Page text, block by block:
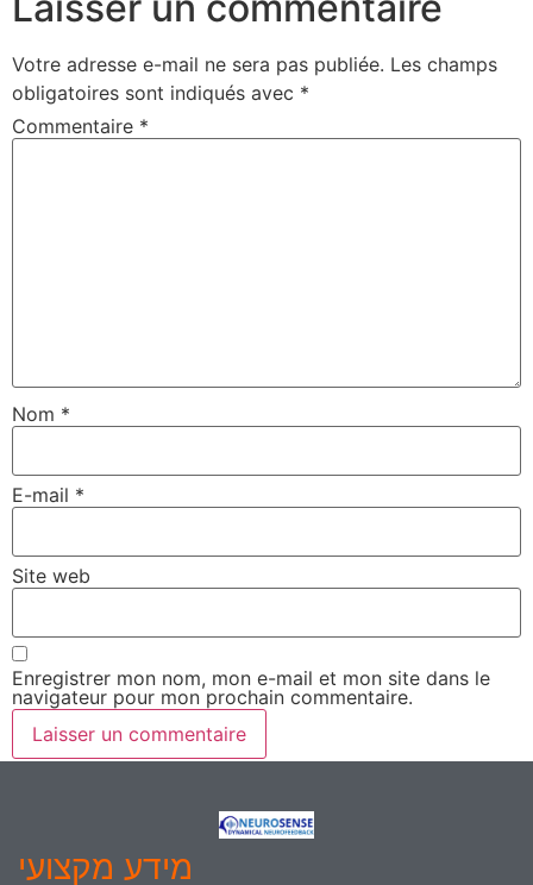
Votre adresse e-mail ne sera pas publiée. Les champs
obligatoires sont indiqués avec *
Commentaire *
Nom *
E-mail *
Site web
Enregistrer mon nom, mon e-mail et mon site dans le
navigateur pour mon prochain commentaire.
מידע מקצועי